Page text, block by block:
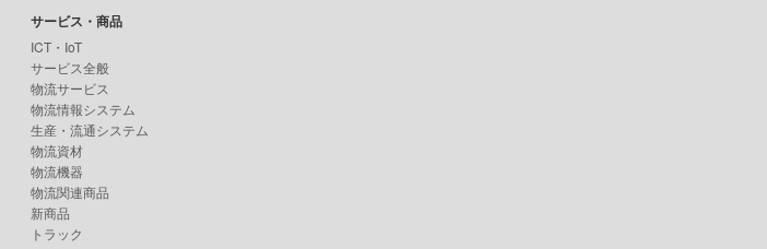
サービス・商品
ICT・IoT
サービス全般
物流サービス
物流情報システム
生産・流通システム
物流資材
物流機器
物流関連商品
新商品
トラック